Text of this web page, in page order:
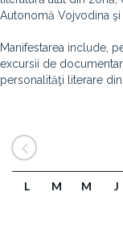
Autonomă Vojvodina şi
Manifestarea include,
excursii de
personalităţi literare
L M M J